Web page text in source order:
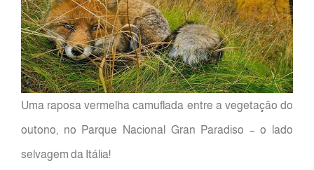
Uma raposa vermelha camuflada entre a vegetação do
outono, no Parque Nacional Gran Paradiso – o lado
selvagem da Itália!